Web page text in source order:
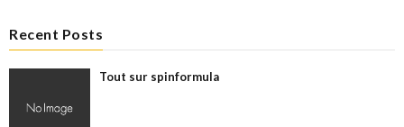
Recent Posts
Tout sur spinformula